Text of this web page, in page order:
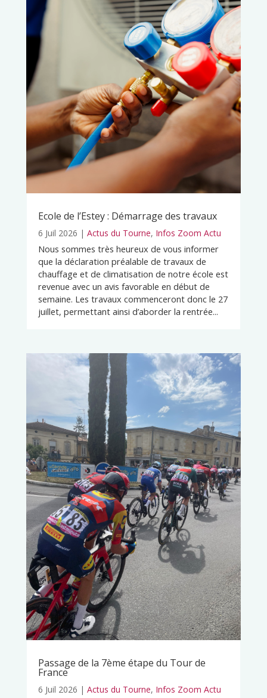
Ecole de l’Estey : Démarrage des travaux
6 Juil 2026 | Actus du Tourne, Infos Zoom Actu
Nous sommes très heureux de vous informer
que la déclaration préalable de travaux de
chauffage et de climatisation de notre école est
revenue avec un avis favorable en début de
semaine. Les travaux commenceront donc le 27
juillet, permettant ainsi d’aborder la rentrée...
Passage de la 7ème étape du Tour de
France
6 Juil 2026 | Actus du Tourne, Infos Zoom Actu